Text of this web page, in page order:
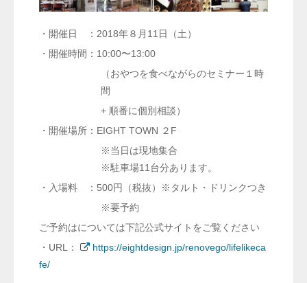
・開催日 ：2018年８月11日（土）
・開催時間：10:00〜13:00
（おやつを食べながらのセミナー１時
間
+ 順番に個別相談）
・開催場所：EIGHT TOWN ２F
※当日は現地集合
※駐車場11台分あります。
・入場料 ：500円（税抜）※タルト・ドリンクつき
※要予約
ご予約はについては下記公式サイトをご覧ください
・URL：
https://eightdesign.jp/renovego/lifelikeca
fe/